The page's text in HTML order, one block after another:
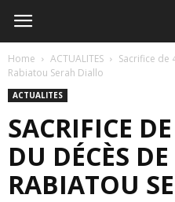
Home ACTUALITES
Sacrifice de
Rabiatou Serah Diallo
ACTUALITES
SACRIFICE
DU DÉCÈS
RABIATOU